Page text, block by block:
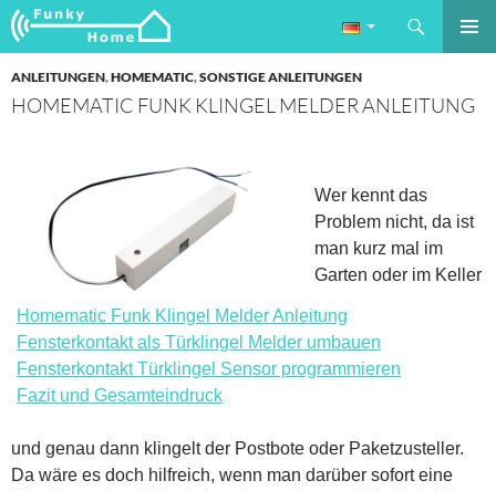
Funkyhome.de Online Magazin
Suchen
ZUM
ANLEITUNGEN,HOMEMATIC,SONSTIGE ANLEITUNGEN
HOMEMATIC FUNK KLINGEL MELDER ANLEITUNG
Homematic Funk Klingel Melder Anleitung
Fensterkontakt als Türklingel Melder umbauen
Fensterkontakt Türklingel Sensor programmieren
Fazit und Gesamteindruck
Wer kennt das
Problem nicht, da ist
man kurz mal im
Garten oder im Keller
und genau dann klingelt der Postbote oder Paketzusteller.
Da wäre es doch hilfreich, wenn man darüber sofort eine